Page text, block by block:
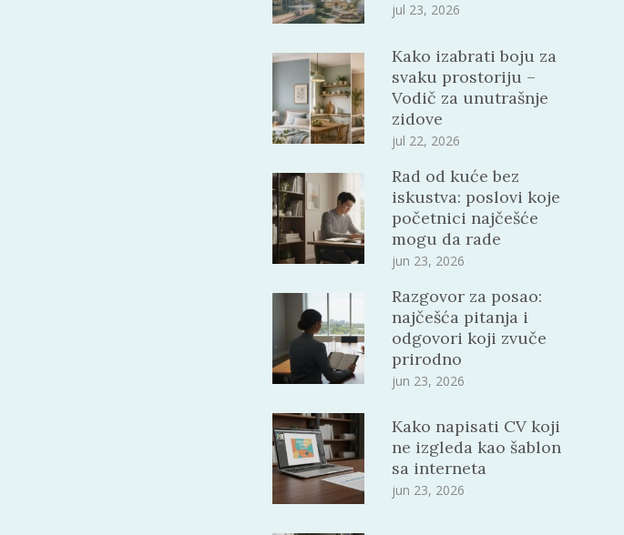
jul 23, 2026
Kako izabrati boju za
svaku prostoriju –
Vodič za unutrašnje
zidove
jul 22, 2026
Rad od kuće bez
iskustva: poslovi koje
početnici najčešće
mogu da rade
jun 23, 2026
Razgovor za posao:
najčešća pitanja i
odgovori koji zvuče
prirodno
jun 23, 2026
Kako napisati CV koji
ne izgleda kao šablon
sa interneta
jun 23, 2026